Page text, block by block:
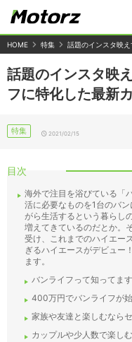
HOME 特集 話題のインスタ映
話題のインスタ映
フに特化した最新
特集 2021/02/15
目次
海外で注目を浴びている「
活に必要なものを1台のバ
がら生活するという暮らし
増えてきているのだとか。
受け、これまでのハイエー
ぎるハイエースがデビュー
ます。
バンライフって知ってま
400万円でバンライフが
家族や友達と楽しむなら
カップルや少人数で楽し